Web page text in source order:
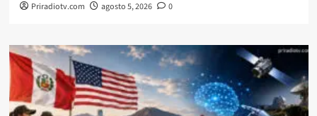
Priradiotv.com agosto 5, 2026 0